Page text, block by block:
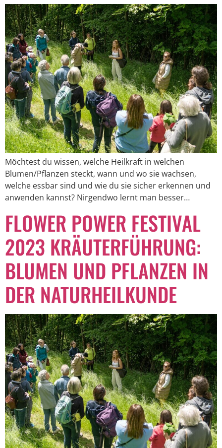
Möchtest du wissen, welche Heilkraft in welchen
Blumen/Pflanzen steckt, wann und wo sie wachsen,
welche essbar sind und wie du sie sicher erkennen und
anwenden kannst? Nirgendwo lernt man besser…
FLOWER POWER FESTIVAL
2023 KRÄUTERFÜHRUNG:
BLUMEN UND PFLANZEN IN
DER NATURHEILKUNDE